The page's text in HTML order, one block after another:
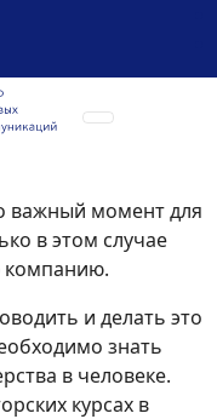
важный момент для
в этом случае
компанию.
и делать это
знать
в человеке.
курсах в